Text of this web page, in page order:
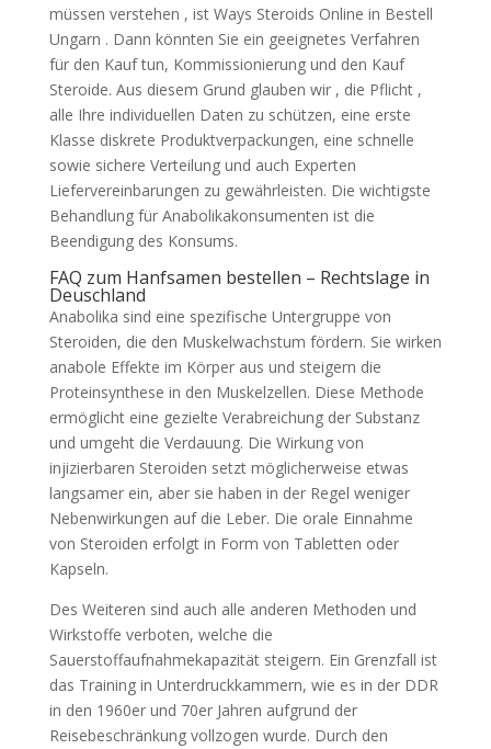
müssen verstehen , ist Ways Steroids Online in Bestell
Ungarn . Dann könnten Sie ein geeignetes Verfahren
für den Kauf tun, Kommissionierung und den Kauf
Steroide. Aus diesem Grund glauben wir , die Pflicht ,
alle Ihre individuellen Daten zu schützen, eine erste
Klasse diskrete Produktverpackungen, eine schnelle
sowie sichere Verteilung und auch Experten
Liefervereinbarungen zu gewährleisten. Die wichtigste
Behandlung für Anabolikakonsumenten ist die
Beendigung des Konsums.
FAQ zum Hanfsamen bestellen – Rechtslage in
Deuschland
Anabolika sind eine spezifische Untergruppe von
Steroiden, die den Muskelwachstum fördern. Sie wirken
anabole Effekte im Körper aus und steigern die
Proteinsynthese in den Muskelzellen. Diese Methode
ermöglicht eine gezielte Verabreichung der Substanz
und umgeht die Verdauung. Die Wirkung von
injizierbaren Steroiden setzt möglicherweise etwas
langsamer ein, aber sie haben in der Regel weniger
Nebenwirkungen auf die Leber. Die orale Einnahme
von Steroiden erfolgt in Form von Tabletten oder
Kapseln.
Des Weiteren sind auch alle anderen Methoden und
Wirkstoffe verboten, welche die
Sauerstoffaufnahmekapazität steigern. Ein Grenzfall ist
das Training in Unterdruckkammern, wie es in der DDR
in den 1960er und 70er Jahren aufgrund der
Reisebeschränkung vollzogen wurde. Durch den